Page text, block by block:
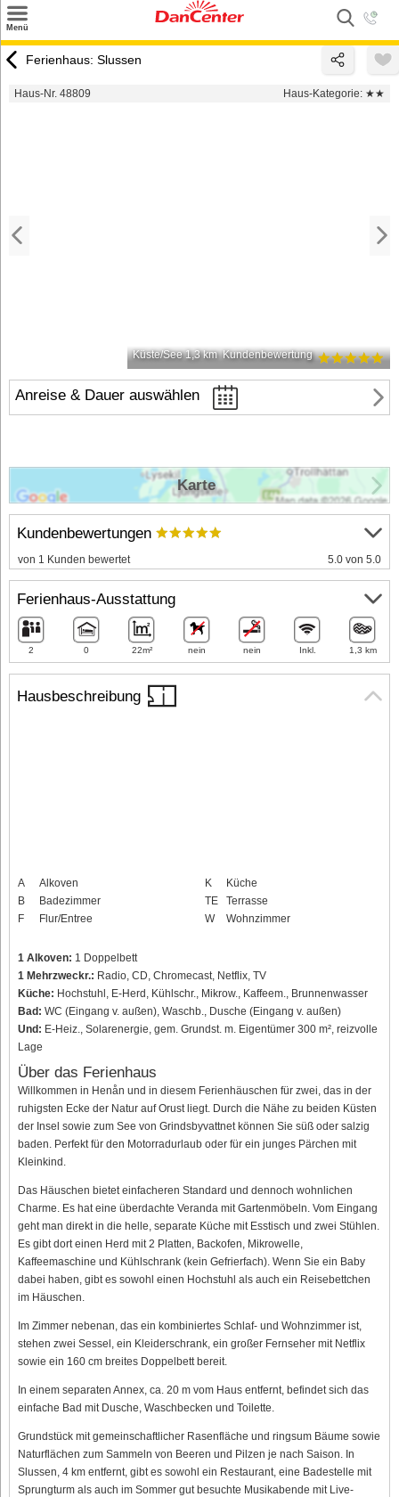
Menü
Urlaubsziele
Ferienhaus: Slussen
Haus-Nr. 48809 Haus-Kategorie: ★★
Küste/See 1,3 km Kundenbewertung
Anreise & Dauer auswählen
Hausbeschreibung
A
Alkoven
B
Badezimmer
F
Flur/Entree
K
Küche
TE
Terrasse
W
Wohnzimmer
1 Alkoven: 1 Doppelbett
1 Mehrzweckr.: Radio, CD, Chromecast, Netflix, TV
Küche: Hochstuhl, E-Herd, Kühlschr., Mikrow., Kaffeem., Brunnenwasser
Bad: WC (Eingang v. außen), Waschb., Dusche (Eingang v. außen)
Und: E-Heiz., Solarenergie, gem. Grundst. m. Eigentümer 300 m², reizvolle
Lage
Über das Ferienhaus
Willkommen in Henån und in diesem Ferienhäuschen für zwei, das in der
ruhigsten Ecke der Natur auf Orust liegt. Durch die Nähe zu beiden Küsten
der Insel sowie zum See von Grindsbyvattnet können Sie süß oder salzig
baden. Perfekt für den Motorradurlaub oder für ein junges Pärchen mit
Kleinkind.
Das Häuschen bietet einfacheren Standard und dennoch wohnlichen
Charme. Es hat eine überdachte Veranda mit Gartenmöbeln. Vom Eingang
geht man direkt in die helle, separate Küche mit Esstisch und zwei Stühlen.
Es gibt dort einen Herd mit 2 Platten, Backofen, Mikrowelle,
Kaffeemaschine und Kühlschrank (kein Gefrierfach). Wenn Sie ein Baby
dabei haben, gibt es sowohl einen Hochstuhl als auch ein Reisebettchen
im Häuschen.
Im Zimmer nebenan, das ein kombiniertes Schlaf- und Wohnzimmer ist,
stehen zwei Sessel, ein Kleiderschrank, ein großer Fernseher mit Netflix
sowie ein 160 cm breites Doppelbett bereit.
In einem separaten Annex, ca. 20 m vom Haus entfernt, befindet sich das
einfache Bad mit Dusche, Waschbecken und Toilette.
Grundstück mit gemeinschaftlicher Rasenfläche und ringsum Bäume sowie
Naturflächen zum Sammeln von Beeren und Pilzen je nach Saison. In
Slussen, 4 km entfernt, gibt es sowohl ein Restaurant, eine Badestelle mit
Sprungturm als auch im Sommer gut besuchte Musikabende mit Live-
Kundenbewertungen
von 1 Kunden bewertet 5.0 von 5.0
Ferienhaus-Ausstattung
2 0 22m² nein nein Inkl. 1,3 km
Karte